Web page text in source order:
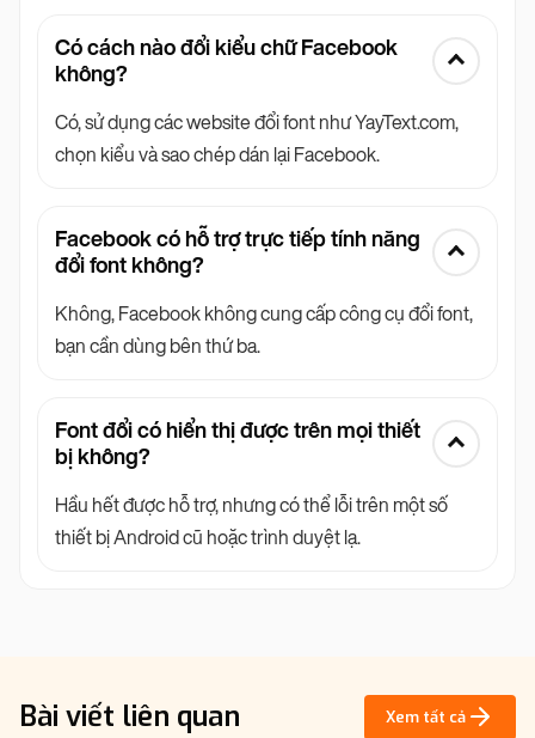
Có cách nào đổi kiểu chữ Facebook
không?
Có, sử dụng các website đổi font như YayText.com,
chọn kiểu và sao chép dán lại Facebook.
Facebook có hỗ trợ trực tiếp tính năng
đổi font không?
Không, Facebook không cung cấp công cụ đổi font,
bạn cần dùng bên thứ ba.
Font đổi có hiển thị được trên mọi thiết
bị không?
Hầu hết được hỗ trợ, nhưng có thể lỗi trên một số
thiết bị Android cũ hoặc trình duyệt lạ.
Bài viết liên quan Xem tất cả